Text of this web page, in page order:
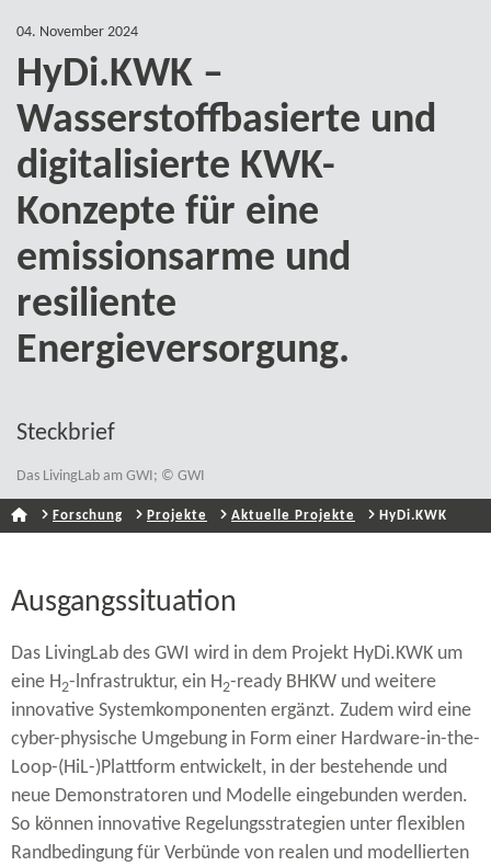
04. November 2024
HyDi.KWK –
Wasserstoffbasierte und
digitalisierte KWK-​
Konzepte für eine
emissionsarme und
resiliente
Energieversorgung.
Steckbrief
Das LivingLab am GWI; © GWI
Forschung Projekte Aktuelle Projekte HyDi.KWK
Ausgangssituation
Das LivingLab des GWI wird in dem Projekt HyDi.KWK um
eine H2-​lnfrastruktur, ein H2-​ready BHKW und weitere
innovative Systemkomponenten ergänzt. Zudem wird eine
cyber-​physische Umgebung in Form einer Hardware-​in-the-
Loop-(HiL-)Plattform entwickelt, in der bestehende und
neue Demonstratoren und Modelle eingebunden werden.
So können innovative Regelungsstrategien unter flexiblen
Randbedingung für Verbünde von realen und modellierten